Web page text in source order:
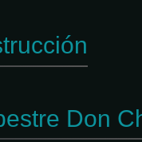
Don